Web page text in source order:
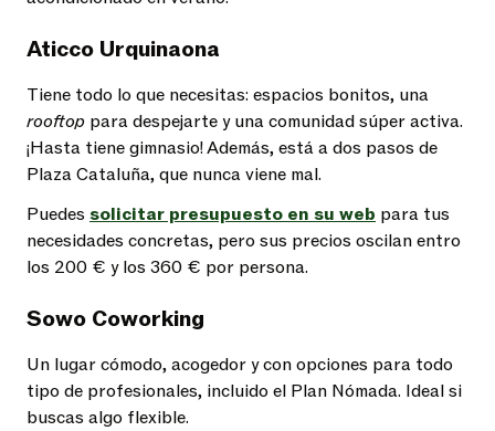
Aticco Urquinaona
Tiene todo lo que necesitas: espacios bonitos, una
rooftop para despejarte y una comunidad súper activa.
¡Hasta tiene gimnasio! Además, está a dos pasos de
Plaza Cataluña, que nunca viene mal.
Puedes solicitar presupuesto en su web para tus
necesidades concretas, pero sus precios oscilan entro
los 200 € y los 360 € por persona.
Sowo Coworking
Un lugar cómodo, acogedor y con opciones para todo
tipo de profesionales, incluido el Plan Nómada. Ideal si
buscas algo flexible.